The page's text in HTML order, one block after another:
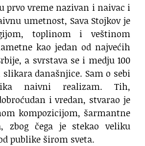
prvo vreme nazivan i naivac i
umetnost, Sava Stojkov je
toplinom i veštinom
kao jedan od najvećih
a svrstava se i medju 100
današnjice. Sam o sebi
naivni realizam. Tih,
i vredan, stvarao je
kompozicijom, šarmantne
zbog čega je stekao veliku
publike širom sveta.